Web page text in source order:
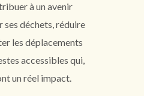
à un avenir
ses déchets, réduire
les déplacements
accessibles qui,
un réel impact.